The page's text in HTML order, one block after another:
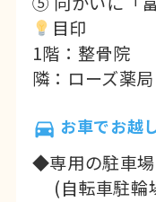
目印
1階：整骨院
隣：ローズ薬局
お車でお越
◆専用の駐車場
(自転車駐輪